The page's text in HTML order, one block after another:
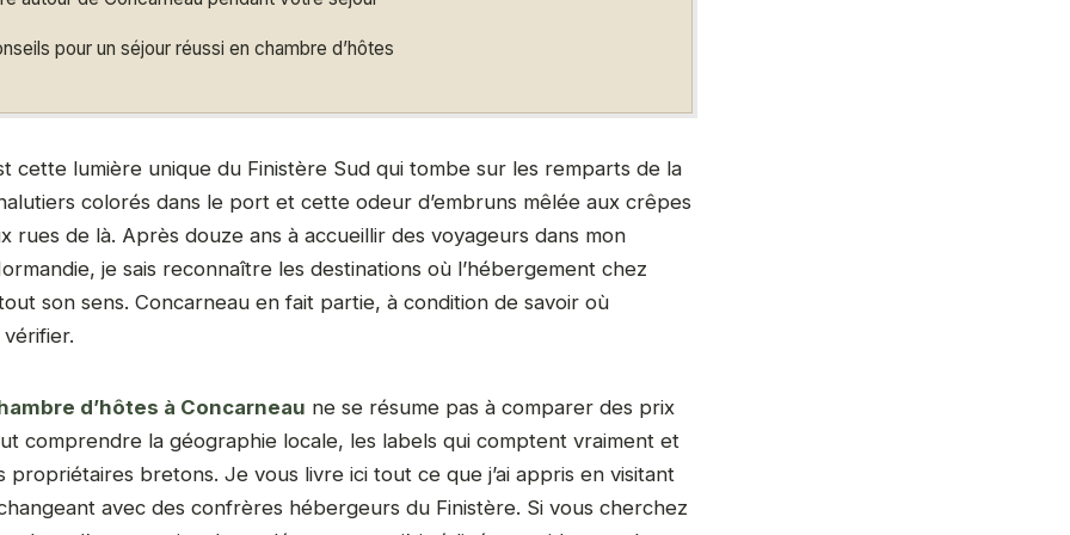
pour un séjour réussi en chambre d’hôtes
cette lumière unique du Finistère Sud qui tombe sur les remparts de la
colorés dans le port et cette odeur d’embruns mêlée aux crêpes
rues de là. Après douze ans à accueillir des voyageurs dans mon
je sais reconnaître les destinations où l’hébergement chez
son sens. Concarneau en fait partie, à condition de savoir où
d’hôtes à Concarneau ne se résume pas à comparer des prix
comprendre la géographie locale, les labels qui comptent vraiment et
propriétaires bretons. Je vous livre ici tout ce que j’ai appris en visitant
avec des confrères hébergeurs du Finistère. Si vous cherchez